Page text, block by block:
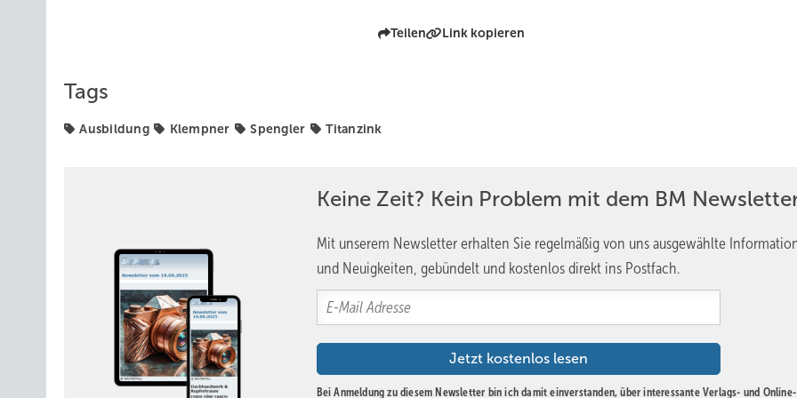
Teilen Link kopieren
Tags
Ausbildung Klempner Spengler Titanzink
Keine Zeit? Kein Problem mit dem BM
Mit unserem Newsletter erhalten Sie regelmäßig von uns ausgewählte
und Neuigkeiten, gebündelt und kostenlos direkt ins Postfach.
Bei Anmeldung zu diesem Newsletter bin ich damit einverstanden, über interessante Verlags- und Online-